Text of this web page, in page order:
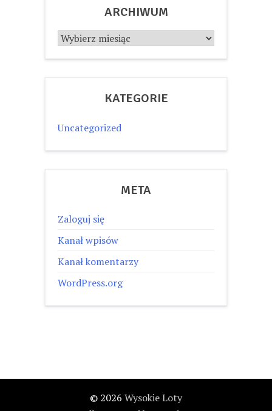
ARCHIWUM
Archiwum
KATEGORIE
Uncategorized
META
Zaloguj się
Kanał wpisów
Kanał komentarzy
WordPress.org
© 2026 Wysokie Loty